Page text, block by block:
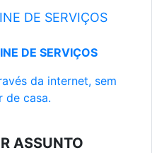
DE SERVIÇOS
DE SERVIÇOS
da internet, sem
de casa.
ASSUNTO